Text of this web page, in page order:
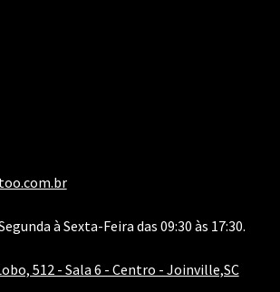
à Sexta-Feira das 09:30 às 17:30.
512 - Sala 6 - Centro - Joinville,SC